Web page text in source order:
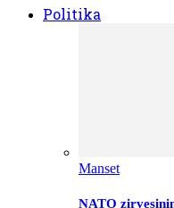
Politika
Manset
NATO